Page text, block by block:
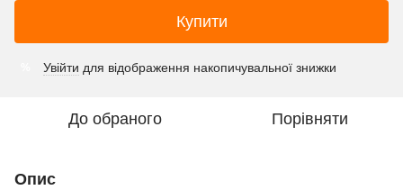
Купити
Увійти для відображення накопичувальної знижки
До обраного Порівняти
Опис